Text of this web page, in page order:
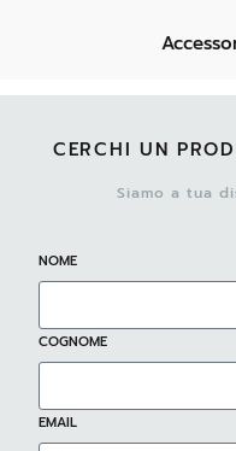
CERCHI UN
Siamo a tua
NOME
COGNOME
EMAIL